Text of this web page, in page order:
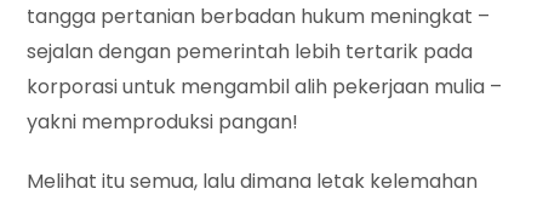
tangga pertanian berbadan hukum meningkat –
sejalan dengan pemerintah lebih tertarik pada
korporasi untuk mengambil alih pekerjaan mulia –
yakni memproduksi pangan!
Melihat itu semua, lalu dimana letak kelemahan